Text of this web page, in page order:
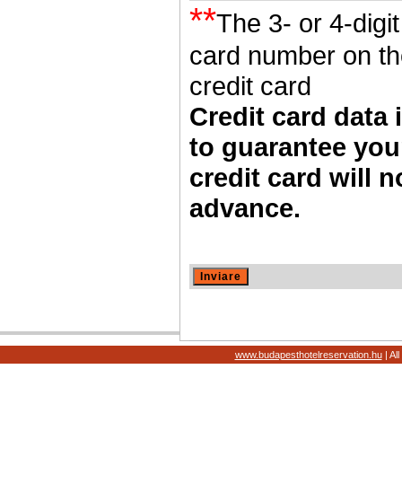
**The 3- or 4-
card number on
credit card
Credit card data
to guarantee
credit card will
advance.
www.budapesthotelreservation.hu| All